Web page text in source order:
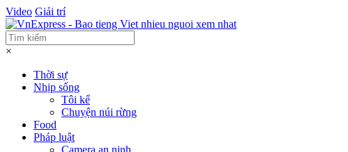
Video Giải trí
×
Thời sự
Nhịp sống
Tôi kể
Chuyện núi rừng
Food
Pháp luật
Camera an ninh